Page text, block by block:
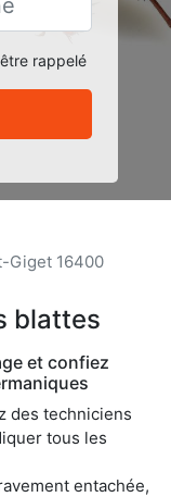
rappelé
Giget 16400
blattes
et confiez
des techniciens
tous les
entachée,